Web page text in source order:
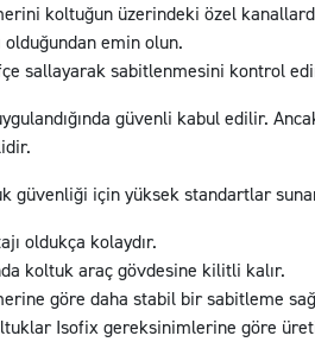
koltuğun üzerindeki özel
olduğundan emin olun.
sallayarak sabitlenmesini kontrol
güvenli kabul edilir.
güvenliği için yüksek standartlar
oldukça kolaydır.
koltuk araç gövdesine kilitli kalır.
göre daha stabil bir sabitleme
Isofix gereksinimlerine göre